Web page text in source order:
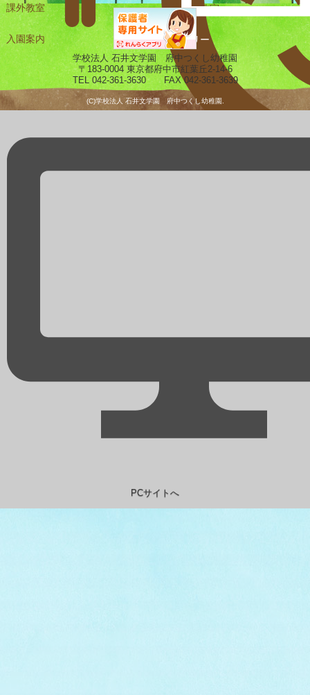
課外教室 未就園児教室
入園案内 ギャラリー
学校法人 石井文学園 府中つくし幼稚園
〒183-0004 東京都府中市紅葉丘2-14-6
TEL 042-361-3630 FAX 042-361-3639
(C)学校法人 石井文学園 府中つくし幼稚園.
PCサイトへ